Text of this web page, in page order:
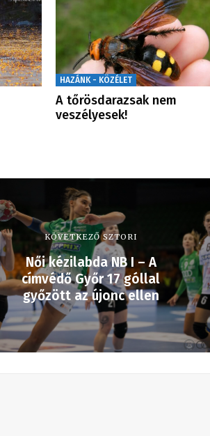
HAZÁNK - KÖZÉLET
A tőrösdarazsak nem
veszélyesek!
KÖVETKEZŐ SZTORI
Női kézilabda NB I – A
címvédő Győr 17 góllal
győzött az újonc ellen